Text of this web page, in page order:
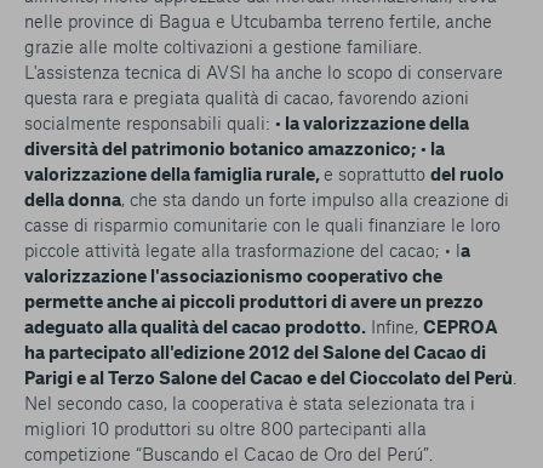
nelle province di Bagua e Utcubamba terreno fertile, anche
grazie alle molte coltivazioni a gestione familiare.
L'assistenza tecnica di AVSI ha anche lo scopo di conservare
questa rara e pregiata qualità di cacao, favorendo azioni
socialmente responsabili quali: • la valorizzazione della
diversità del patrimonio botanico amazzonico; • la
valorizzazione della famiglia rurale,e soprattutto del ruolo
della donna, che sta dando un forte impulso alla creazione di
casse di risparmio comunitarie con le quali finanziare le loro
piccole attività legate alla trasformazione del cacao; • la
valorizzazione l'associazionismo cooperativo che
permette anche ai piccoli produttori di avere un prezzo
adeguato alla qualità del cacao prodotto. Infine, CEPROA
ha partecipato all'edizione 2012 del Salone del Cacao di
Parigi e al Terzo Salone del Cacao e del Cioccolato del Perù
Nel secondo caso, la cooperativa è stata selezionata tra i
migliori 10 produttori su oltre 800 partecipanti alla
competizione “Buscando el Cacao de Oro del Perú”.